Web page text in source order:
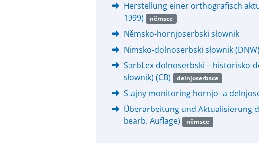
Herstellung einer orthografisch
1999)
němsce
Němsko-hornjoserbski słownik
Nimsko-dolnoserbski słownik
SorbLex dolnoserbski – historisko-
słownik) (CB)
delnjoserbsce
Stajny monitoring hornjo- a
Überarbeitung und Aktualisierung
bearb. Auflage)
němsce